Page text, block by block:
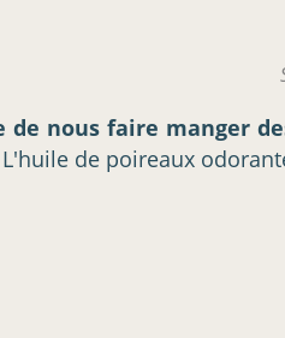
nous faire manger
de poireaux